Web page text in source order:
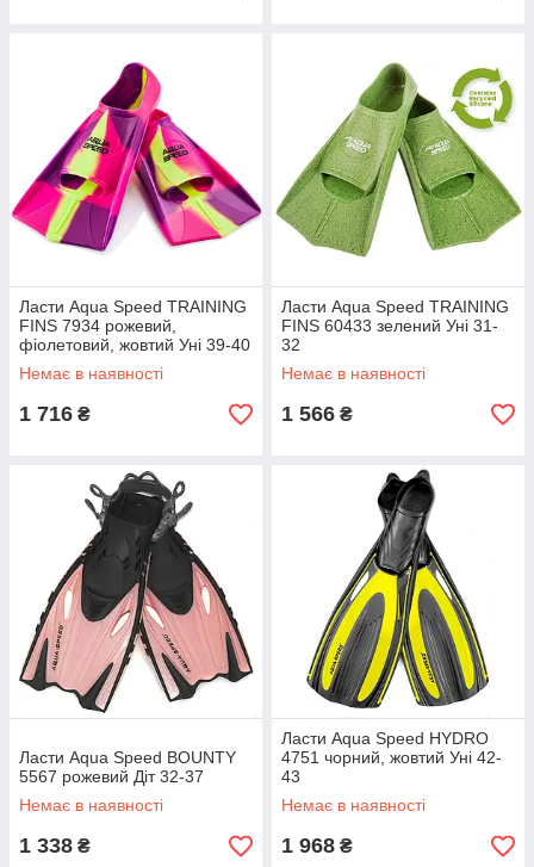
Ласти Aqua Speed ​​TRAINING
FINS 7934 рожевий,
фіолетовий, жовтий Уні 39-40
Немає в наявності
1 716 ₴
Ласти Aqua Speed TRAINING
FINS 60433 зелений Уні 31-
32
Немає в наявності
1 566 ₴
Ласти Aqua Speed BOUNTY
5567 рожевий Діт 32-37
Немає в наявності
1 338 ₴
Ласти Aqua Speed HYDRO
4751 чорний, жовтий Уні 42-
43
Немає в наявності
1 968 ₴